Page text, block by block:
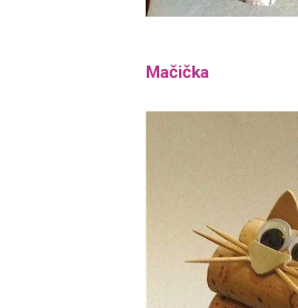
Mačička